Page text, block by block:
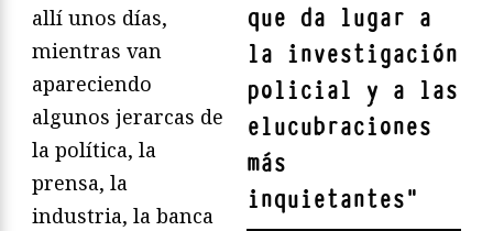
que da lugar a
la investigación
policial y a las
elucubraciones
más
inquietantes"
allí unos días,
mientras van
apareciendo
algunos jerarcas de
la política, la
prensa, la
industria, la banca